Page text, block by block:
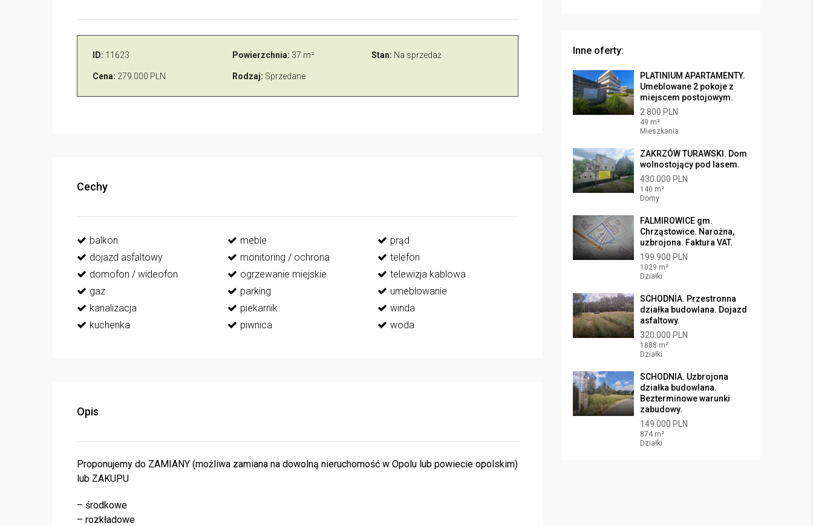
ID: 11623
Cena: 279.000 PLN
Powierzchnia: 37 m²
Rodzaj: Sprzedane
Stan: Na sprzedaż
Cechy
balkon
dojazd asfaltowy
domofon / wideofon
gaz
kanalizacja
kuchenka
meble
monitoring / ochrona
ogrzewanie miejskie
parking
piekarnik
piwnica
prąd
telefon
telewizja kablowa
umeblowanie
winda
woda
Opis
Proponujemy do ZAMIANY (możliwa zamiana na dowolną nieruchomość w Opolu lub powiecie opolskim)
lub ZAKUPU
– środkowe
– rozkładowe
Inne oferty:
PLATINIUM APARTAMENTY.
Umeblowane 2 pokoje z
miejscem postojowym.
2.800 PLN
49 m²
Mieszkania
ZAKRZÓW TURAWSKI. Dom
wolnostojący pod lasem.
430.000 PLN
140 m²
Domy
FALMIROWICE gm.
Chrząstowice. Narożna,
uzbrojona. Faktura VAT.
199.900 PLN
1029 m²
Działki
SCHODNIA. Przestronna
działka budowlana. Dojazd
asfaltowy.
320.000 PLN
1888 m²
Działki
SCHODNIA. Uzbrojona
działka budowlana.
Bezterminowe warunki
zabudowy.
149.000 PLN
874 m²
Działki